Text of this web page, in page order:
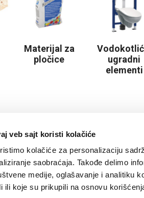
veb sajt koristi kolačiće
kolačiće za personalizaciju
saobraćaja. Takođe delimo
medije, oglašavanje i analitiku
ili koje su prikupili na osnovu
Materijal za
pločice
ugradni
elementi